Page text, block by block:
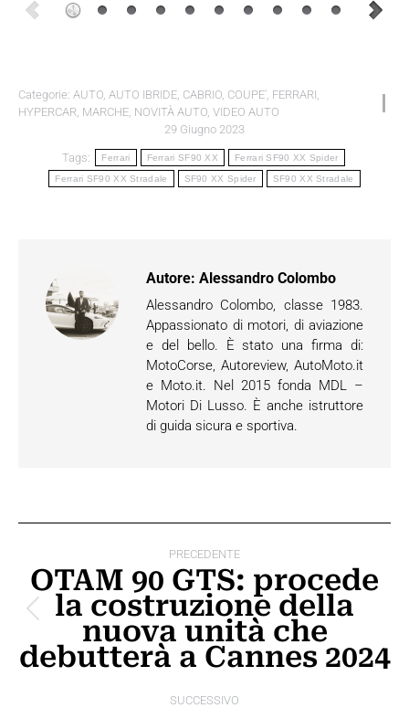
Categorie: AUTO, AUTO IBRIDE, CABRIO, COUPE', FERRARI,
HYPERCAR, MARCHE, NOVITÀ AUTO, VIDEO AUTO
29 Giugno 2023
Tags: Ferrari Ferrari SF90 XX Ferrari SF90 XX Spider
Ferrari SF90 XX Stradale SF90 XX Spider SF90 XX Stradale
Autore: Alessandro Colombo
Alessandro Colombo, classe 1983.
Appassionato di motori, di aviazione
e del bello. È stato una firma di:
MotoCorse, Autoreview, AutoMoto.it
e Moto.it. Nel 2015 fonda MDL –
Motori Di Lusso. È anche istruttore
di guida sicura e sportiva.
tra
PRECEDENTE
Post
precedente:
OTAM 90 GTS: procede
la costruzione della
nuova unità che
debutterà a Cannes 2024
SUCCESSIVO